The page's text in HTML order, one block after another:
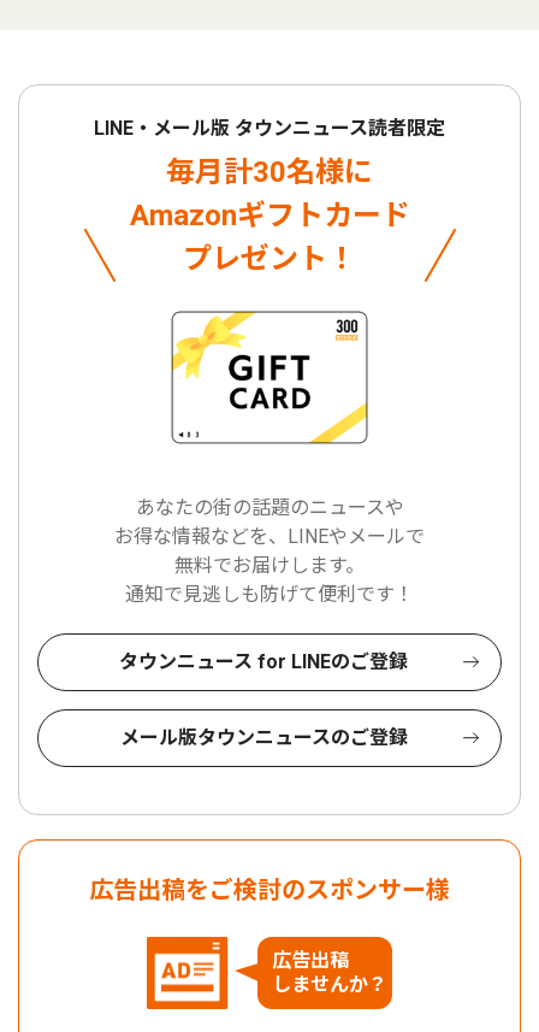
LINE・メール版 タウンニュース読者限定
毎月計30名様に
Amazonギフトカード
プレゼント！
あなたの街の話題のニュースや
お得な情報などを、LINEやメールで
無料でお届けします。
通知で見逃しも防げて便利です！
タウンニュース for LINEのご登録
メール版タウンニュースのご登録
広告出稿をご検討のスポンサー様
広告出稿
しませんか？